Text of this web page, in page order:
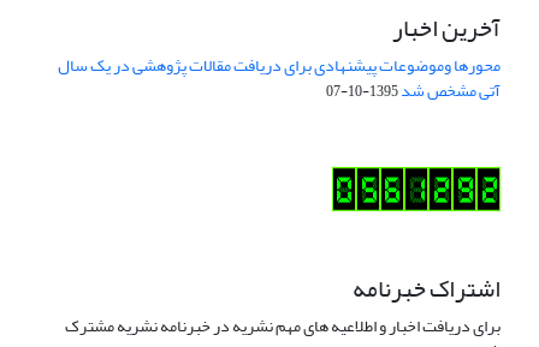
آخرین اخبار
محورها وموضوعات پیشنهادی برای دریافت مقالات پژوهشی در یک سال
آتی مشخص شد1395-10-07
اشتراک خبرنامه
برای دریافت اخبار و اطلاعیه های مهم نشریه در خبرنامه نشریه مشترک